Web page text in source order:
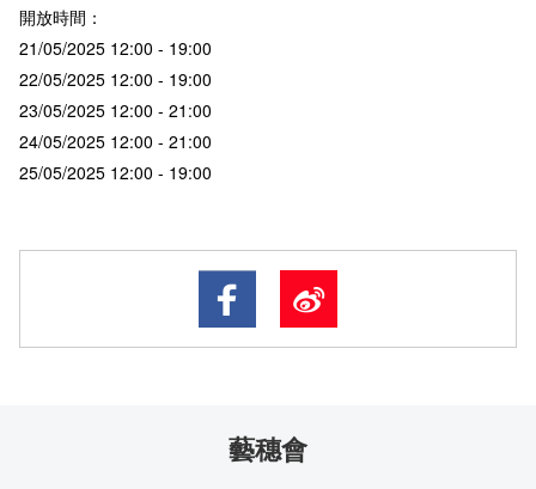
開放時間：
21/05/2025 12:00 - 19:00
22/05/2025 12:00 - 19:00
23/05/2025 12:00 - 21:00
24/05/2025 12:00 - 21:00
25/05/2025 12:00 - 19:00
藝穗會